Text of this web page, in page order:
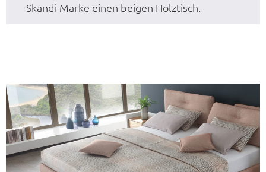
Skandi Marke einen beigen Holztisch.